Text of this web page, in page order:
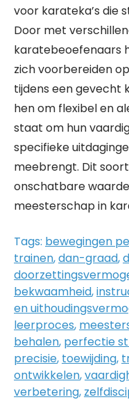
voor karateka’s die
Door met
karatebeoefenaars
zich voorbereiden
tijdens een gevecht
hen om flexibel en
staat om hun
specifieke
meebrengt. Dit
onschatbare
meesterschap in
Tags: bewegingen
trainen,dan-graad,
bekwaamheid,
en
leerproces,
behalen, perfectie
precisie, toewijding,
ontwikkelen,
verbetering,